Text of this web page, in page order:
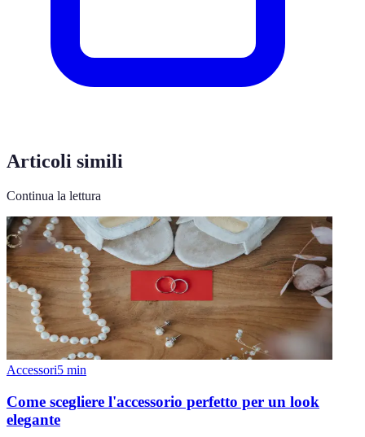
Articoli simili
Continua la lettura
Accessori5 min
Come scegliere l'accessorio perfetto per un look
elegante